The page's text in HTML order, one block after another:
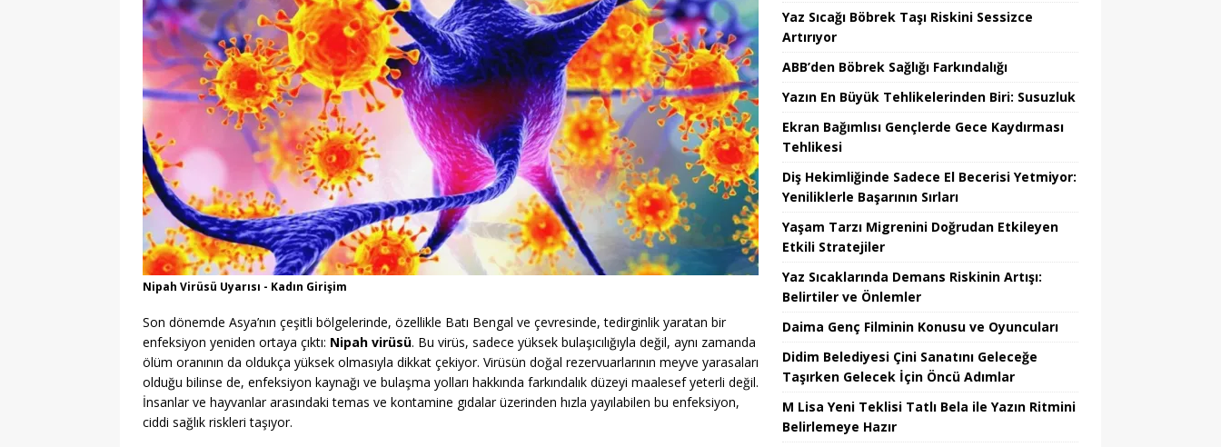
Nipah Virüsü Uyarısı - Kadın Girişim
Son dönemde Asya’nın çeşitli bölgelerinde, özellikle Batı Bengal ve çevresinde, tedirginlik yaratan bir
enfeksiyon yeniden ortaya çıktı: Nipah virüsü. Bu virüs, sadece yüksek bulaşıcılığıyla değil, aynı zamanda
ölüm oranının da oldukça yüksek olmasıyla dikkat çekiyor. Virüsün doğal rezervuarlarının meyve yarasaları
olduğu bilinse de, enfeksiyon kaynağı ve bulaşma yolları hakkında farkındalık düzeyi maalesef yeterli değil.
İnsanlar ve hayvanlar arasındaki temas ve kontamine gıdalar üzerinden hızla yayılabilen bu enfeksiyon,
ciddi sağlık riskleri taşıyor.
Yaz Sıcağı Böbrek Taşı Riskini Sessizce
Artırıyor
ABB’den Böbrek Sağlığı Farkındalığı
Yazın En Büyük Tehlikelerinden Biri: Susuzluk
Ekran Bağımlısı Gençlerde Gece Kaydırması
Tehlikesi
Diş Hekimliğinde Sadece El Becerisi Yetmiyor:
Yeniliklerle Başarının Sırları
Yaşam Tarzı Migrenini Doğrudan Etkileyen
Etkili Stratejiler
Yaz Sıcaklarında Demans Riskinin Artışı:
Belirtiler ve Önlemler
Daima Genç Filminin Konusu ve Oyuncuları
Didim Belediyesi Çini Sanatını Geleceğe
Taşırken Gelecek İçin Öncü Adımlar
M Lisa Yeni Teklisi Tatlı Bela ile Yazın Ritmini
Belirlemeye Hazır